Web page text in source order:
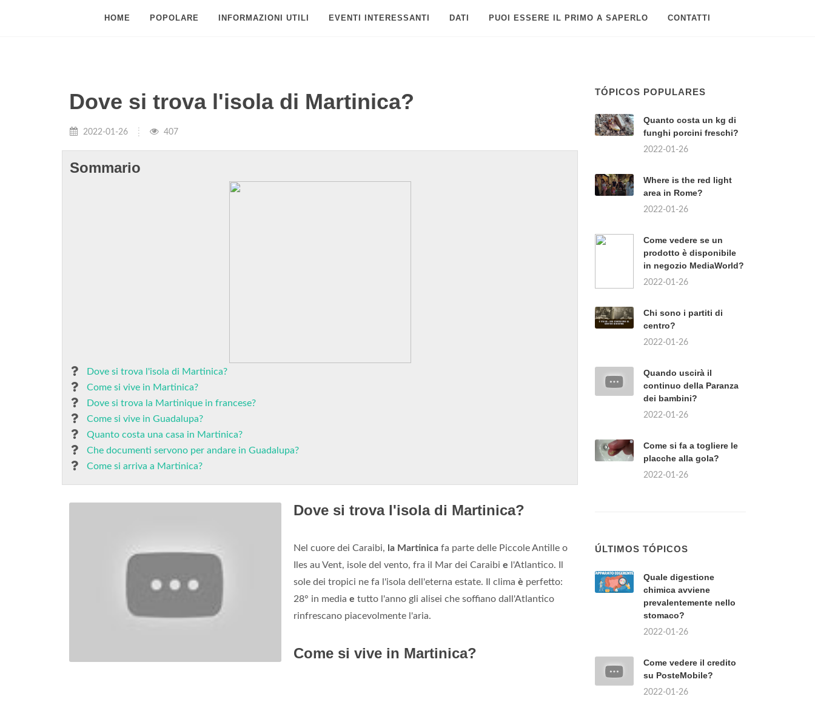
HOME POPOLARE INFORMAZIONI UTILI EVENTI INTERESSANTI DATI PUOI ESSERE IL PRIMO A SAPERLO CONTATTI
Dove si trova l'isola di Martinica?
2022-01-26 407
Sommario
Dove si trova l'isola di Martinica?
Come si vive in Martinica?
Dove si trova la Martinique in francese?
Come si vive in Guadalupa?
Quanto costa una casa in Martinica?
Che documenti servono per andare in Guadalupa?
Come si arriva a Martinica?
Dove si trova l'isola di Martinica?
Nel cuore dei Caraibi, la Martinica fa parte delle Piccole Antille o
Iles au Vent, isole del vento, fra il Mar dei Caraibi e l'Atlantico. Il
sole dei tropici ne fa l'isola dell'eterna estate. Il clima è perfetto:
28° in media e tutto l'anno gli alisei che soffiano dall'Atlantico
rinfrescano piacevolmente l'aria.
Come si vive in Martinica?
TÓPICOS POPULARES
Quanto costa un kg di
funghi porcini freschi?
2022-01-26
Where is the red light
area in Rome?
2022-01-26
Come vedere se un
prodotto è disponibile
in negozio MediaWorld?
2022-01-26
Chi sono i partiti di
centro?
2022-01-26
Quando uscirà il
continuo della Paranza
dei bambini?
2022-01-26
Come si fa a togliere le
placche alla gola?
2022-01-26
ÚLTIMOS TÓPICOS
Quale digestione
chimica avviene
prevalentemente nello
stomaco?
2022-01-26
Come vedere il credito
su PosteMobile?
2022-01-26